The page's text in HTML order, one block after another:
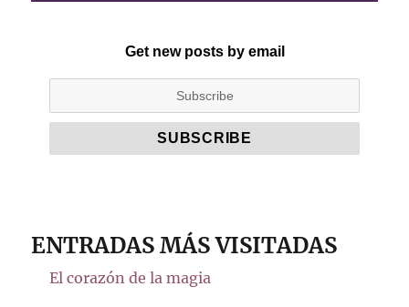
Get new posts by email
ENTRADAS MÁS VISITADAS
El corazón de la magia